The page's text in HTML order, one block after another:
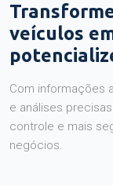
veículos
Com informações
e análises
controle e mais
negócios.